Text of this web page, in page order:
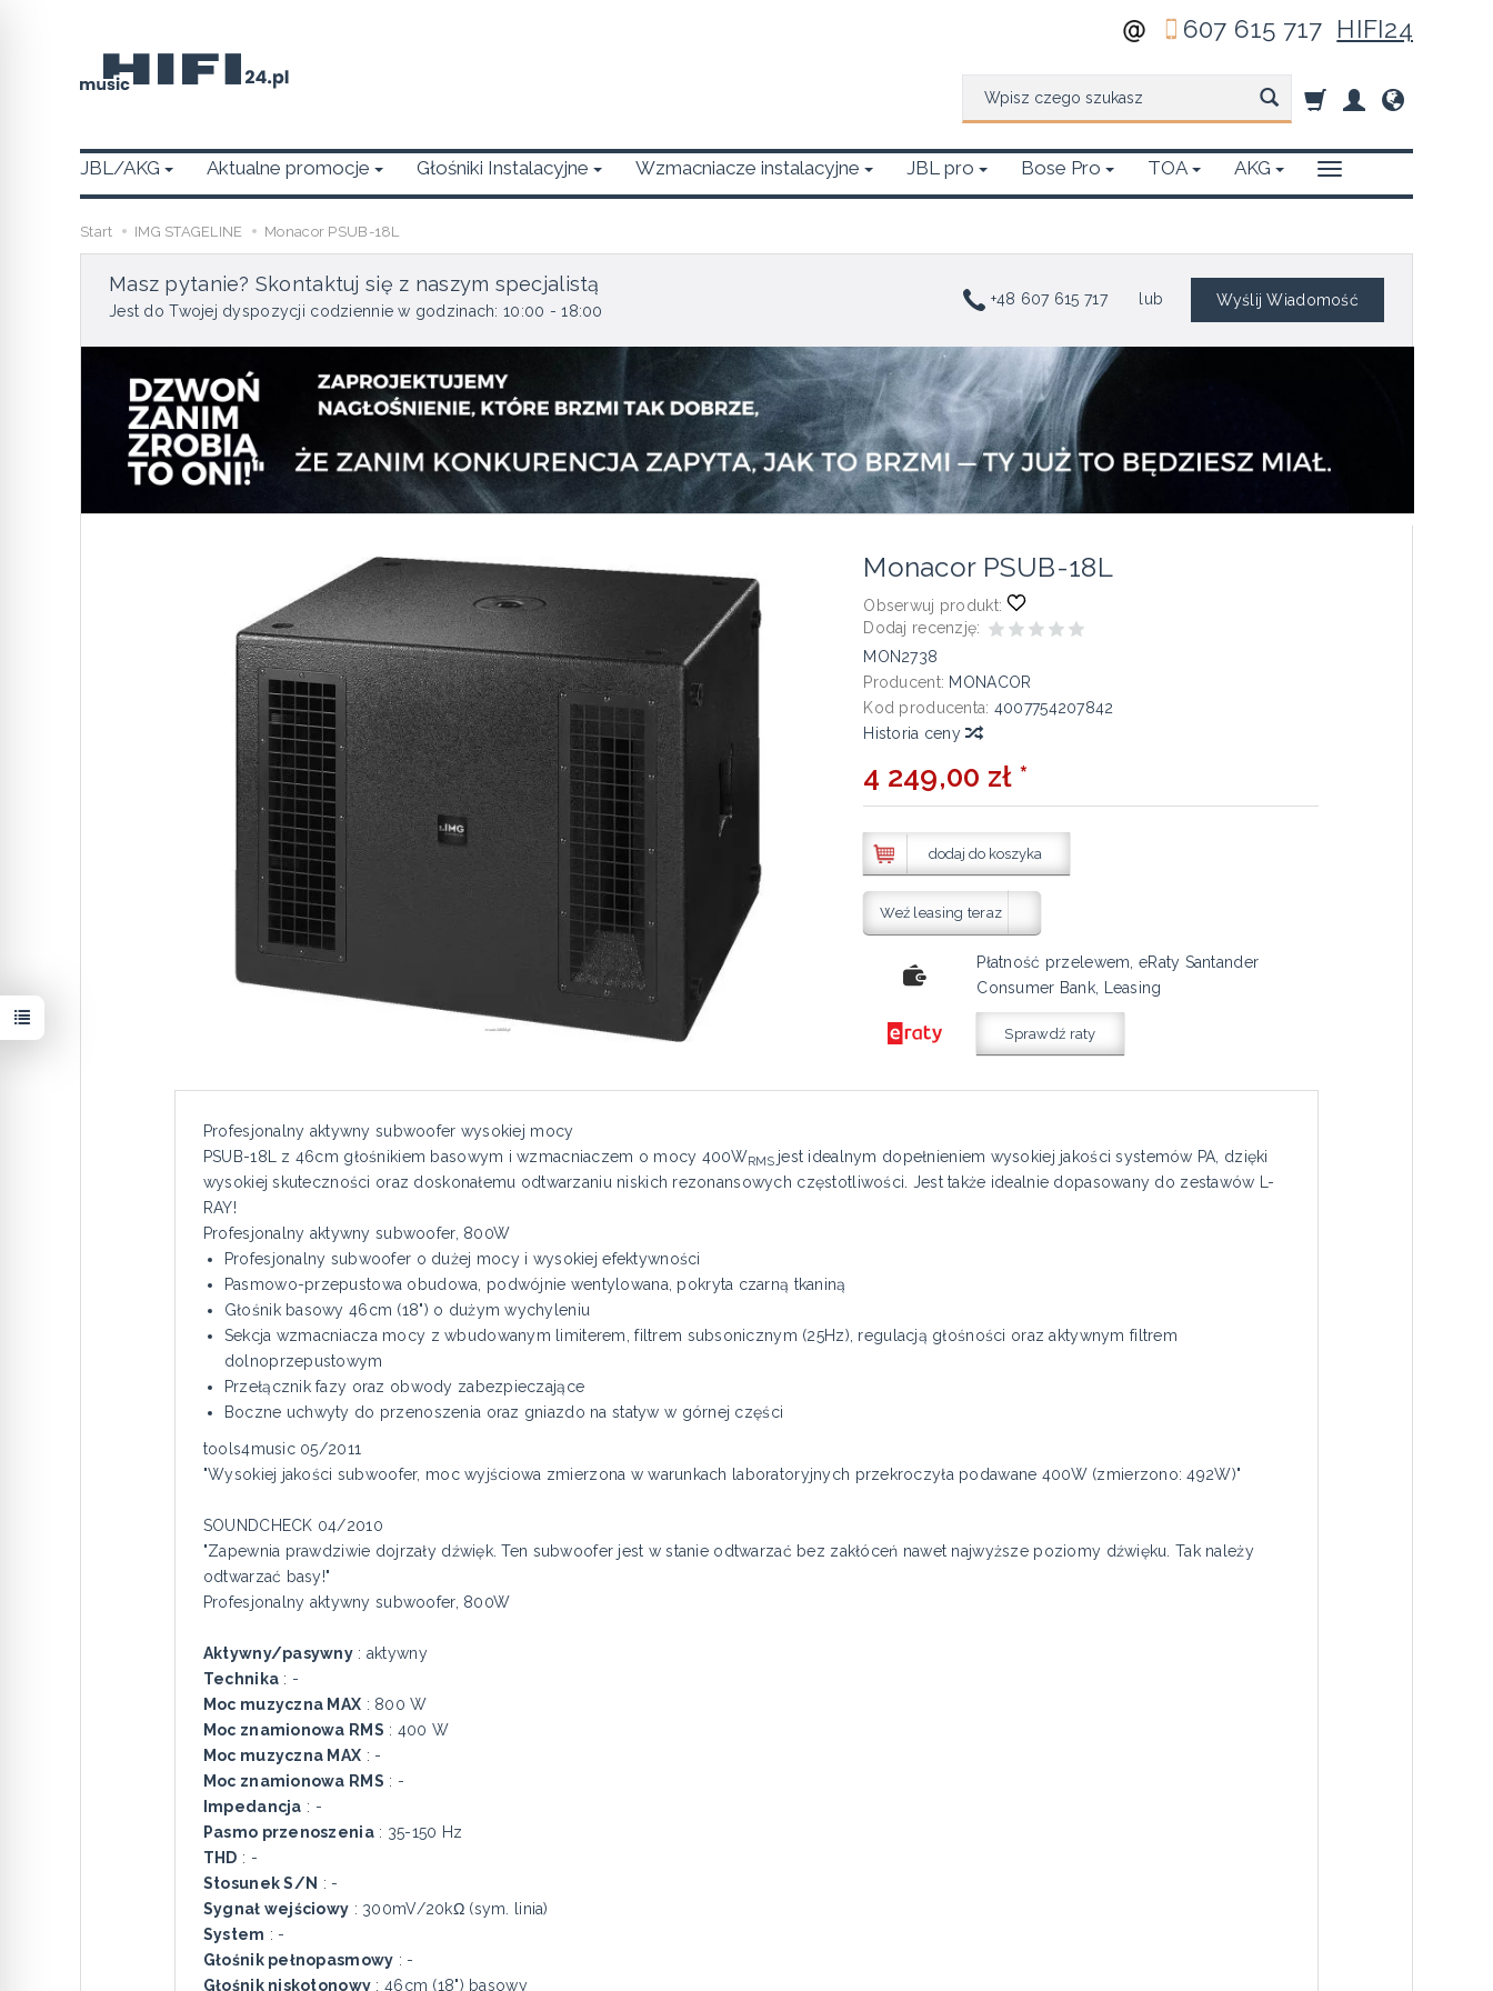
607 615 717 HIFI24
JBL/AKG Aktualne promocje Głośniki Instalacyjne Wzmacniacze instalacyjne JBL pro Bose Pro TOA AKG
Start IMG STAGELINE Monacor PSUB-18L
Masz pytanie? Skontaktuj się z naszym specjalistą
Jest do Twojej dyspozycji codziennie w godzinach: 10:00 - 18:00
+48 607 615 717 lub Wyślij Wiadomość
Monacor PSUB-18L
Obserwuj produkt:
Dodaj recenzję:
MON2738
Producent: MONACOR
Kod producenta: 4007754207842
Historia ceny
4 249,00 zł *
dodaj do koszyka
Weź leasing teraz
Płatność przelewem, eRaty Santander
Consumer Bank, Leasing
Sprawdź raty
Profesjonalny aktywny subwoofer wysokiej mocy
PSUB-18L z 46cm głośnikiem basowym i wzmacniaczem o mocy 400WRMSjest idealnym dopełnieniem wysokiej jakości systemów PA, dzięki
wysokiej skuteczności oraz doskonałemu odtwarzaniu niskich rezonansowych częstotliwości. Jest także idealnie dopasowany do zestawów L-
RAY!
Profesjonalny aktywny subwoofer, 800W
Profesjonalny subwoofer o dużej mocy i wysokiej efektywności
Pasmowo-przepustowa obudowa, podwójnie wentylowana, pokryta czarną tkaniną
Głośnik basowy 46cm (18") o dużym wychyleniu
Sekcja wzmacniacza mocy z wbudowanym limiterem, filtrem subsonicznym (25Hz), regulacją głośności oraz aktywnym filtrem
dolnoprzepustowym
Przełącznik fazy oraz obwody zabezpieczające
Boczne uchwyty do przenoszenia oraz gniazdo na statyw w górnej części
tools4music 05/2011
"Wysokiej jakości subwoofer, moc wyjściowa zmierzona w warunkach laboratoryjnych przekroczyła podawane 400W (zmierzono: 492W)"
SOUNDCHECK 04/2010
"Zapewnia prawdziwie dojrzały dźwięk. Ten subwoofer jest w stanie odtwarzać bez zakłóceń nawet najwyższe poziomy dźwięku. Tak należy
odtwarzać basy!"
Profesjonalny aktywny subwoofer, 800W
Aktywny/pasywny : aktywny
Technika : -
Moc muzyczna MAX : 800 W
Moc znamionowa RMS : 400 W
Moc muzyczna MAX : -
Moc znamionowa RMS : -
Impedancja : -
Pasmo przenoszenia: 35-150 Hz
THD : -
Stosunek S/N : -
Sygnał wejściowy : 300mV/20kΩ (sym. linia)
System : -
Głośnik pełnopasmowy : -
Głośnik niskotonowy : 46cm (18") basowy